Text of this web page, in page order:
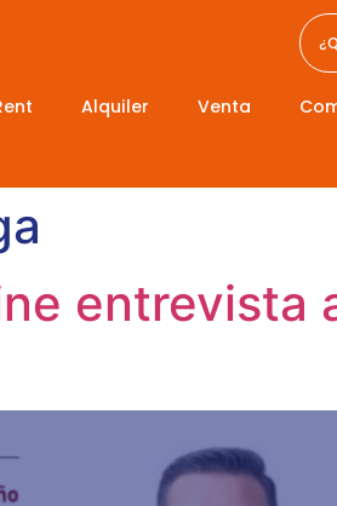
Alquiler Venta
entrevista